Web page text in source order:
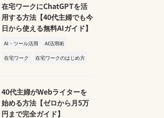
在宅ワークにChatGPTを活
用する方法【40代主婦でも今
日から使える無料AIガイド】
AI・ツール活用
AI活用術
在宅ワーク
在宅ワークのはじめ方
40代主婦がWebライターを
始める方法【ゼロから月5万
円まで完全ガイド】